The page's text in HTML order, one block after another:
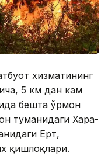
хизматининг
5 км дан кам
бешта ўрмон
туманидаги Хара-
Ерт,
қишлоқлари.